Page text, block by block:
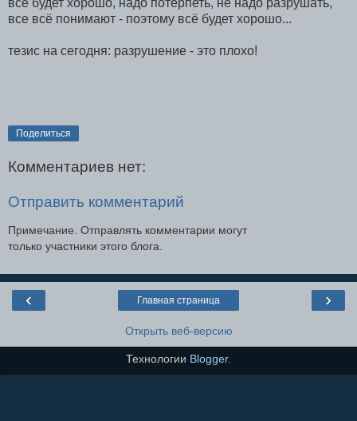
все всё понимают - поэтому всё будет хорошо...
тезис на сегодня: разрушение - это плохо!
Поделиться
Комментариев нет:
Отправить комментарий
Примечание. Отправлять комментарии могут
только участники этого блога.
‹ ›
Главная страница
Открыть веб-версию
Технологии Blogger.